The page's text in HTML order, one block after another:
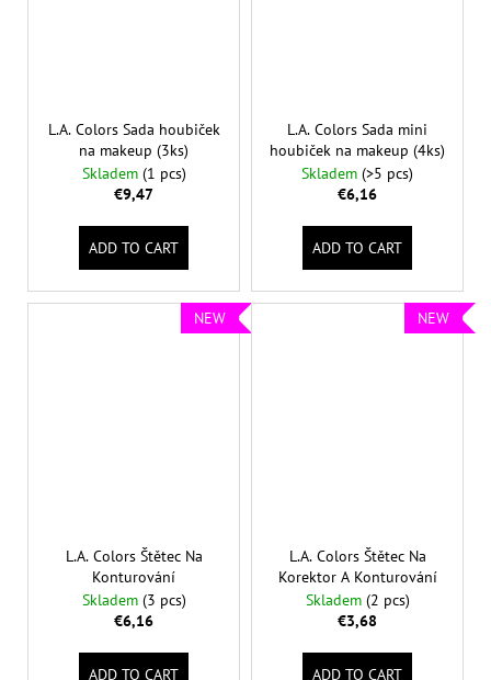
L.A. Colors Sada houbiček
na makeup (3ks)
Skladem (1 pcs)
€9,47
ADD TO CART
L.A. Colors Sada mini
houbiček na makeup (4ks)
Skladem (>5 pcs)
€6,16
ADD TO CART
NEW
L.A. Colors Štětec Na
Konturování
Skladem (3 pcs)
€6,16
ADD TO CART
NEW
L.A. Colors Štětec Na
Korektor A Konturování
Skladem (2 pcs)
€3,68
ADD TO CART